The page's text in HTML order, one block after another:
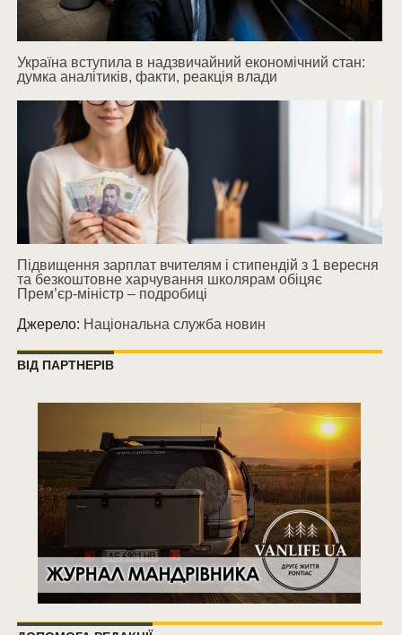
Україна вступила в надзвичайний економічний стан:
думка аналітиків, факти, реакція влади
Підвищення зарплат вчителям і стипендій з 1 вересня
та безкоштовне харчування школярам обіцяє
Прем’єр-міністр – подробиці
Джерело: Національна служба новин
ВІД ПАРТНЕРІВ